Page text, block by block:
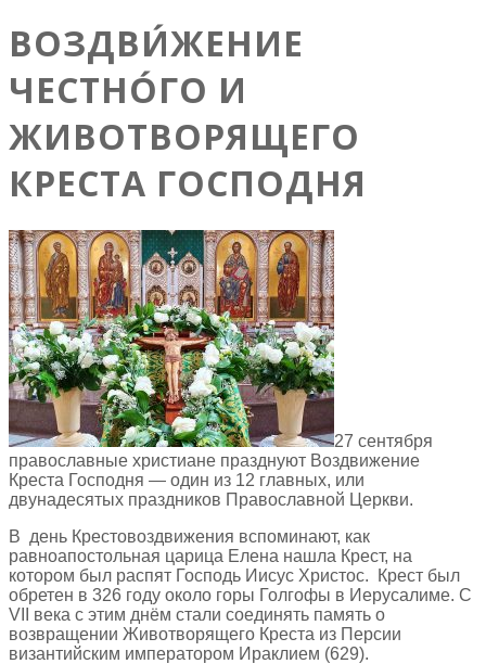
ВОЗДВИ́ЖЕНИЕ
ЧЕСТНО́ГО И
ЖИВОТВОРЯЩЕГО
КРЕСТА ГОСПОДНЯ
27 сентября
православные христиане празднуют Воздвижение
Креста Господня — один из 12 главных, или
двунадесятых праздников Православной Церкви.
В день Крестовоздвижения вспоминают, как
равноапостольная царица Елена нашла Крест, на
котором был распят Господь Иисус Христос. Крест был
обретен в 326 году около горы Голгофы в Иерусалиме. C
VII века с этим днём стали соединять память о
возвращении Животворящего Креста из Персии
византийским императором Ираклием (629).